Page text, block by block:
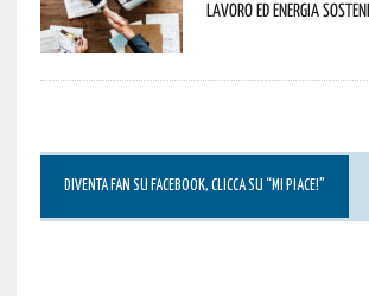
lavoro ed energia
DIVENTA FAN SU FACEBOOK, CLICCA SU “MI PIACE!”